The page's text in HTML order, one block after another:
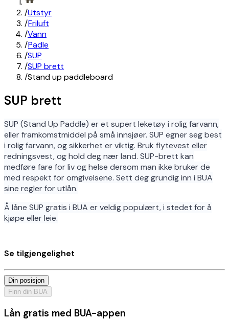
/Utstyr
/Friluft
/Vann
/Padle
/SUP
/SUP brett
/Stand up paddleboard
SUP brett
SUP (Stand Up Paddle) er et supert leketøy i rolig farvann,
eller framkomstmiddel på små innsjøer. SUP egner seg best
i rolig farvann, og sikkerhet er viktig. Bruk flytevest eller
redningsvest, og hold deg nær land. SUP-brett kan
medføre fare for liv og helse dersom man ikke bruker de
med respekt for omgivelsene. Sett deg grundig inn i BUA
sine regler for utlån.
Å låne SUP gratis i BUA er veldig populært, i stedet for å
kjøpe eller leie.
Se tilgjengelighet
Din posisjon
Finn din BUA
Lån gratis med BUA-appen